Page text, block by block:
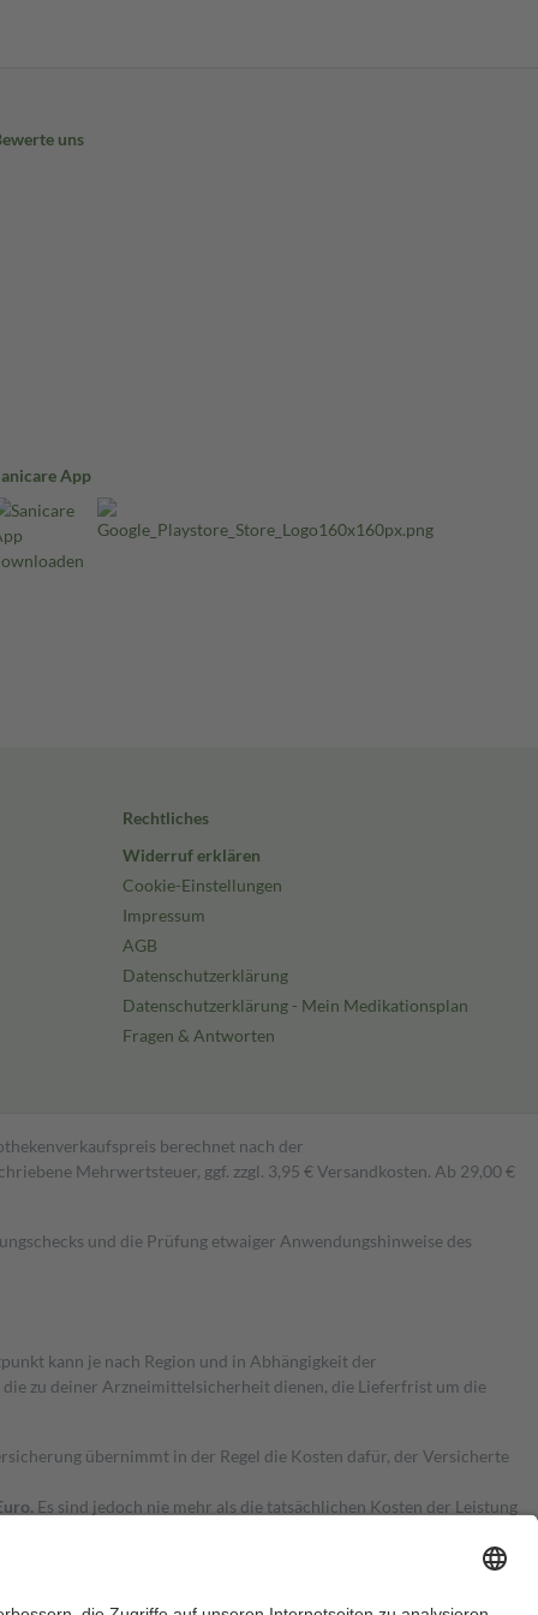
uns
App
Rechtliches
Widerruf erklären
Cookie-Einstellungen
Impressum
AGB
Datenschutzerklärung
Datenschutzerklärung - Mein Medikationsplan
Fragen & Antworten
berechnet nach der
Mehrwertsteuer, ggf. zzgl. 3,95 € Versandkosten. Ab 29,00 €
und die Prüfung etwaiger Anwendungshinweise des
kann je nach Region und in Abhängigkeit der
zu deiner Arzneimittelsicherheit dienen, die Lieferfrist um die
übernimmt in der Regel die Kosten dafür, der Versicherte
Es sind jedoch nie mehr als die tatsächlichen Kosten der Leistung
Zuzahlungen an bei: